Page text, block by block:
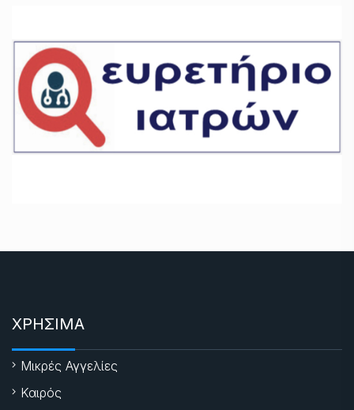
ΧΡΗΣΙΜΑ
Μικρές Αγγελίες
Καιρός